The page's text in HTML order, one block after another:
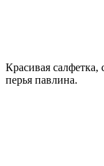
Красивая
перья павлина.